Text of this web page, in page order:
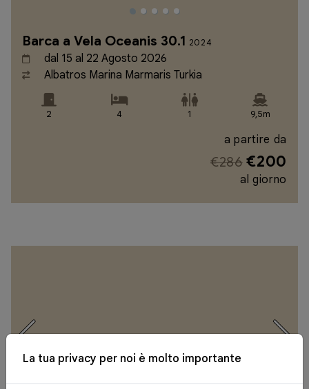
Barca a Vela Oceanis 30.1 2024
dal 15 al 22 Agosto 2026
Albatros Marina Marmaris Turkia
2 4 1 9,5m
a partire da
€286 €200
al giorno
La tua privacy per noi è molto importante